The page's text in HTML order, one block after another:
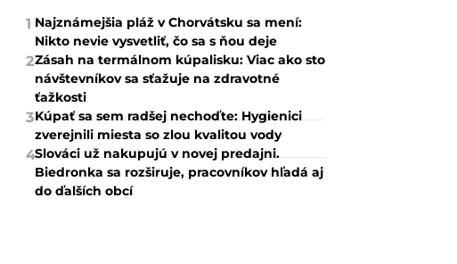
1 Najznámejšia pláž v Chorvátsku sa mení:
Nikto nevie vysvetliť, čo sa s ňou deje
2Zásah na termálnom kúpalisku: Viac ako sto
návštevníkov sa sťažuje na zdravotné
ťažkosti
3Kúpať sa sem radšej nechoďte: Hygienici
zverejnili miesta so zlou kvalitou vody
4Slováci už nakupujú v novej predajni.
Biedronka sa rozširuje, pracovníkov hľadá aj
do ďalších obcí